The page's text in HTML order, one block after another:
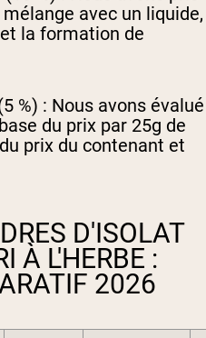
avec un liquide,
la formation de
%) : Nous avons évalué
du prix par 25g de
prix du contenant et
D'ISOLAT
À L'HERBE :
2026